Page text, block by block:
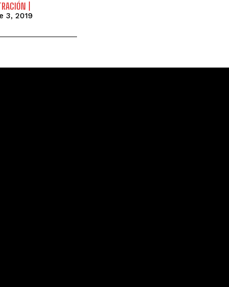
3, 2019